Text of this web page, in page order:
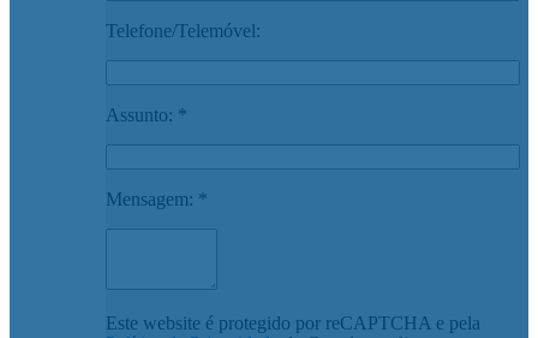
Telefone/Telemóvel:
Assunto: *
Mensagem: *
Este website é protegido por reCAPTCHA e pela